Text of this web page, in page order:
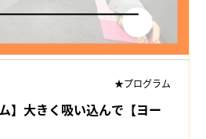
★プログラム
】大きく吸い込んで【ヨー